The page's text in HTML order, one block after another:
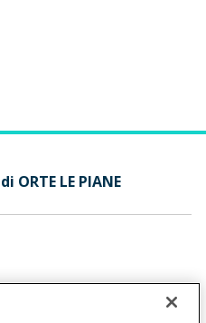
ORTE LE PIANE